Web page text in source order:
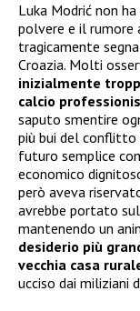
Luka Modrić non
polvere e il rumore
tragicamente
Croazia. Molti
inizialmente
calcio
saputo smentire
più bui del conflitto
futuro semplice
economico
però aveva
avrebbe portato
mantenendo un
desiderio più
vecchia casa
ucciso dai miliziani